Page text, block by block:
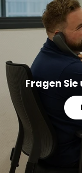
Fragen